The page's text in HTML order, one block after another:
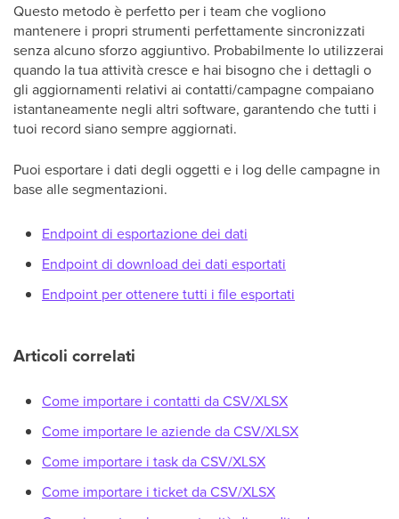
Questo metodo è perfetto per i team che vogliono
mantenere i propri strumenti perfettamente sincronizzati
senza alcuno sforzo aggiuntivo. Probabilmente lo utilizzerai
quando la tua attività cresce e hai bisogno che i dettagli o
gli aggiornamenti relativi ai contatti/campagne compaiano
istantaneamente negli altri software, garantendo che tutti i
tuoi record siano sempre aggiornati.
Puoi esportare i dati degli oggetti e i log delle campagne in
base alle segmentazioni.
Endpoint di esportazione dei dati
Endpoint di download dei dati esportati
Endpoint per ottenere tutti i file esportati
Articoli correlati
Come importare i contatti da CSV/XLSX
Come importare le aziende da CSV/XLSX
Come importare i task da CSV/XLSX
Come importare i ticket da CSV/XLSX